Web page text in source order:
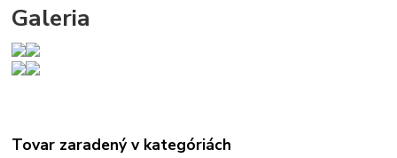
Galeria
Tovar zaradený v kategóriách